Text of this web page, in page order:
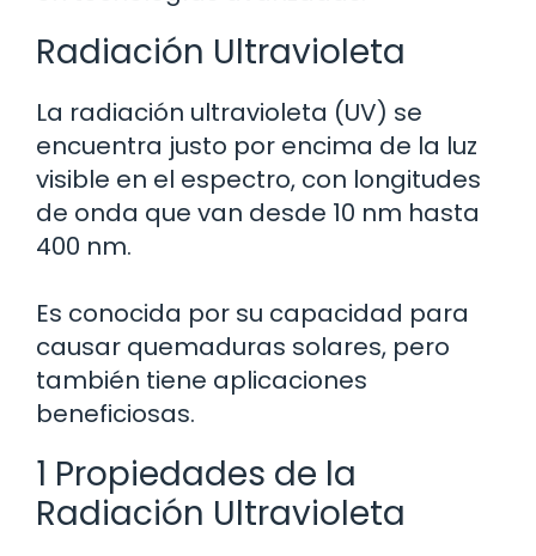
Radiación Ultravioleta
La radiación ultravioleta (UV) se
encuentra justo por encima de la luz
visible en el espectro, con longitudes
de onda que van desde 10 nm hasta
400 nm.
Es conocida por su capacidad para
causar quemaduras solares, pero
también tiene aplicaciones
beneficiosas.
1 Propiedades de la
Radiación Ultravioleta